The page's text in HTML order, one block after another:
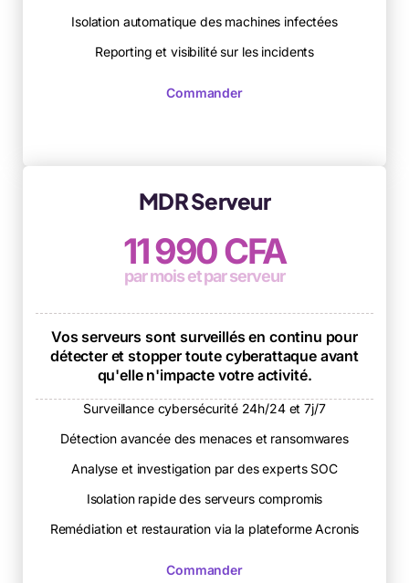
Isolation automatique des machines infectées
Reporting et visibilité sur les incidents
Commander
MDR Serveur
11 990 CFA
par mois et par serveur
Vos serveurs sont surveillés en continu pour
détecter et stopper toute cyberattaque avant
qu'elle n'impacte votre activité.
Surveillance cybersécurité 24h/24 et 7j/7
Détection avancée des menaces et ransomwares
Analyse et investigation par des experts SOC
Isolation rapide des serveurs compromis
Remédiation et restauration via la plateforme Acronis
Commander